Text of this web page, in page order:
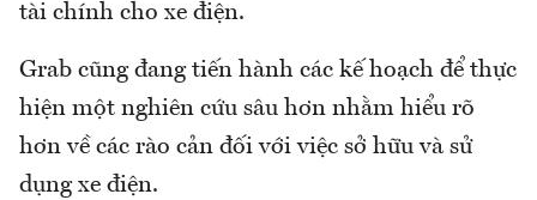
tài chính cho xe điện.
Grab cũng đang tiến hành các kế hoạch để thực
hiện một nghiên cứu sâu hơn nhằm hiểu rõ
hơn về các rào cản đối với việc sở hữu và sử
dụng xe điện.